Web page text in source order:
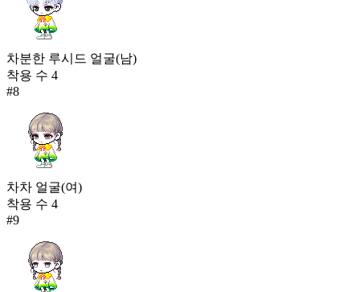
차분한 루시드 얼굴(남)
착용 수 4
#8
차차 얼굴(여)
착용 수 4
#9